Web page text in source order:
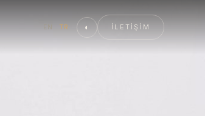
EN TR ◐ İLETIŞIM